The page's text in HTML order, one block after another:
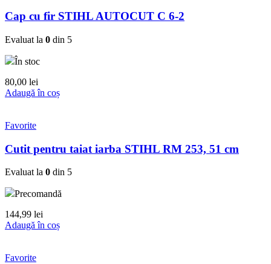
Cap cu fir STIHL AUTOCUT C 6-2
Evaluat la 0 din 5
În stoc
80,00 lei
Adaugă în coș
Favorite
Cutit pentru taiat iarba STIHL RM 253, 51 cm
Evaluat la 0 din 5
Precomandă
144,99 lei
Adaugă în coș
Favorite